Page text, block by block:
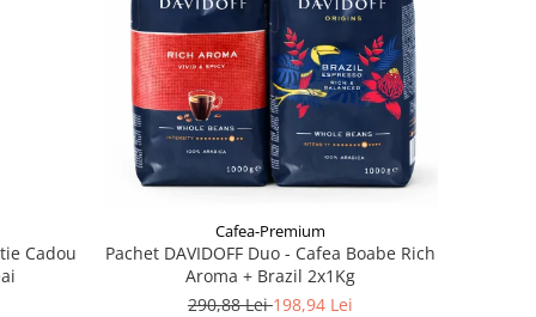
Cadou
Cafea-Premium
Pachet DAVIDOFF Duo - Cafea Boabe Rich
Aroma + Brazil 2x1Kg
290,88 Lei198,94 Lei